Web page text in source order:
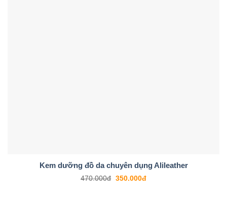
Kem dưỡng đồ da chuyên dụng Alileather
470.000đ 350.000đ